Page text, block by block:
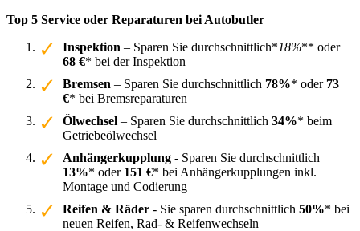
Top 5 Service oder Reparaturen bei Autobutler
Inspektion – Sparen Sie durchschnittlich*18%** oder
68 €* bei der Inspektion
Bremsen – Sparen Sie durchschnittlich 78%* oder 73
€* bei Bremsreparaturen
Ölwechsel – Sparen Sie durchschnittlich 34%* beim
Getriebeölwechsel
Anhängerkupplung - Sparen Sie durchschnittlich
13%* oder 151 €* bei Anhängerkupplungen inkl.
Montage und Codierung
Reifen & Räder - Sie sparen durchschnittlich 50%* bei
neuen Reifen, Rad- & Reifenwechseln